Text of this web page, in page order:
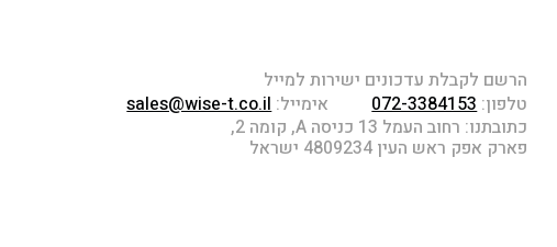
הרשם לקבלת עדכונים ישירות למייל
טלפון:072-3384153 אימייל:sales@wise-t.co.il
כתובתנו: רחוב העמל 13 כניסה A, קומה 2,
פארק אפק ראש העין 4809234 ישראל